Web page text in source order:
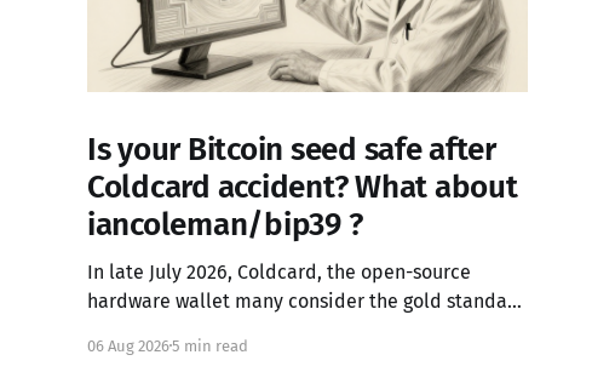
Is your Bitcoin seed safe after
Coldcard accident? What about
iancoleman/bip39 ?
In late July 2026, Coldcard, the open-source
hardware wallet many consider the gold standard
way. A firmware integration error from March 2021
06 Aug 20265 min read